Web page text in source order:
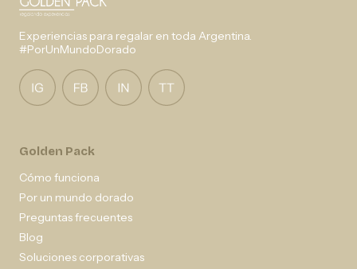
Experiencias para regalar en toda Argentina.
#PorUnMundoDorado
Golden Pack
Cómo funciona
Por un mundo dorado
Preguntas frecuentes
Blog
Soluciones corporativas